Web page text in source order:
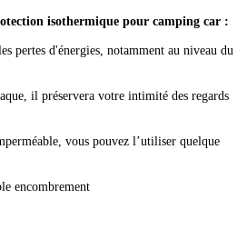
isothermique pour camping car :
pertes d'énergies, notamment au niveau du
il préservera votre intimité des regards
vous pouvez l’utiliser quelque
encombrement